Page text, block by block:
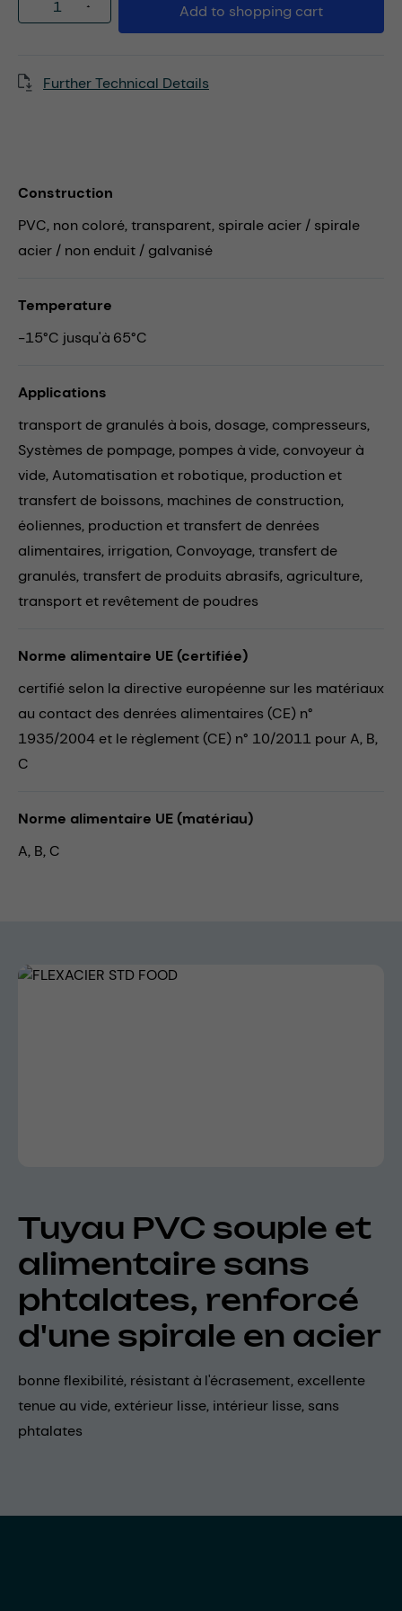
Add to shopping cart
Further Technical Details
Construction
PVC, non coloré, transparent, spirale acier / spirale
acier / non enduit / galvanisé
Temperature
-15°C jusqu'à 65°C
Applications
transport de granulés à bois, dosage, compresseurs,
Systèmes de pompage, pompes à vide, convoyeur à
vide,Automatisation et robotique, production et
transfert de boissons, machines de construction,
éoliennes, production et transfert de denrées
alimentaires, irrigation, Convoyage,transfert de
granulés,transfert de produits abrasifs, agriculture,
transport et revêtement de poudres
Norme alimentaire UE (certifiée)
certifié selon la directive européenne sur les matériaux
au contact des denrées alimentaires (CE) n°
1935/2004 et le règlement (CE) n° 10/2011 pour A, B,
C
Norme alimentaire UE (matériau)
A, B, C
Skip image gallery
Tuyau PVC souple et
alimentaire sans
phtalates, renforcé
d'une spirale en acier
bonne flexibilité, résistant à l'écrasement, excellente
tenue au vide, extérieur lisse, intérieur lisse, sans
phtalates